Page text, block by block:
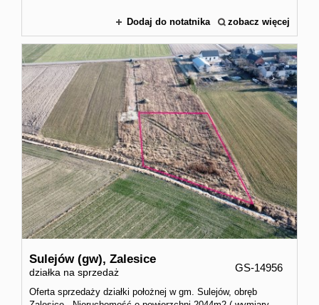
Dodaj do notatnika zobacz więcej
Sulejów (gw), Zalesice
działka na sprzedaż GS-14956
Oferta sprzedaży działki położnej w gm. Sulejów, obręb